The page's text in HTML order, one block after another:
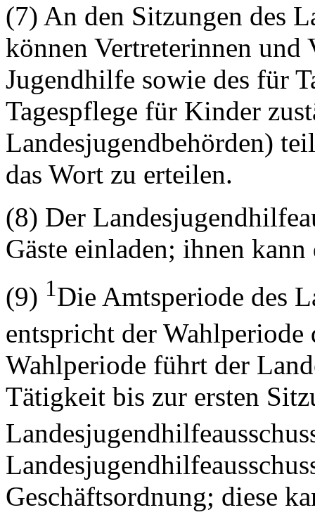
(7) An den Sitzungen des
können Vertreterinnen
Jugendhilfe sowie des für
Tagespflege für Kinder
Landesjugendbehörden)
das Wort zu erteilen.
(8) Der
Gäste einladen; ihnen
(9) 1Die Amtsperiode des
entspricht der Wahlperiode
Wahlperiode führt der
Tätigkeit bis zur ersten
Geschäftsordnung; diese